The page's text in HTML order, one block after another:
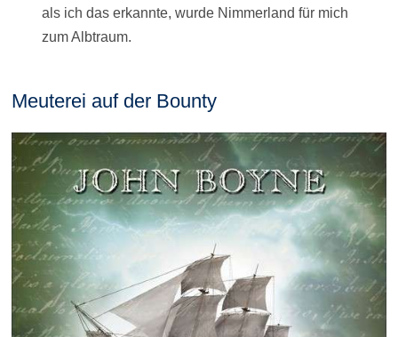
als ich das erkannte, wurde Nimmerland für mich
zum Albtraum.
Meuterei auf der Bounty